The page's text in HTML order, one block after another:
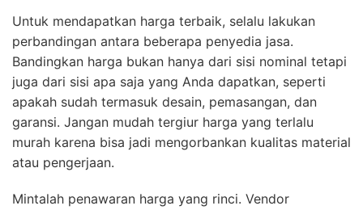
Untuk mendapatkan harga terbaik, selalu lakukan
perbandingan antara beberapa penyedia jasa.
Bandingkan harga bukan hanya dari sisi nominal tetapi
juga dari sisi apa saja yang Anda dapatkan, seperti
apakah sudah termasuk desain, pemasangan, dan
garansi. Jangan mudah tergiur harga yang terlalu
murah karena bisa jadi mengorbankan kualitas material
atau pengerjaan.
Mintalah penawaran harga yang rinci. Vendor